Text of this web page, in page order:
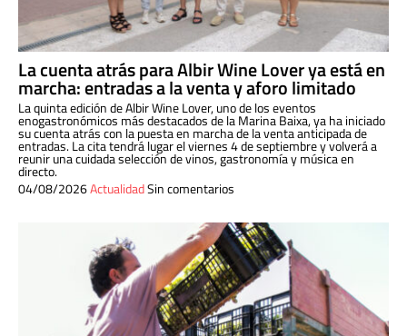
La cuenta atrás para Albir Wine Lover ya está en
marcha: entradas a la venta y aforo limitado
La quinta edición de Albir Wine Lover, uno de los eventos
enogastronómicos más destacados de la Marina Baixa, ya ha iniciado
su cuenta atrás con la puesta en marcha de la venta anticipada de
entradas. La cita tendrá lugar el viernes 4 de septiembre y volverá a
reunir una cuidada selección de vinos, gastronomía y música en
directo.
04/08/2026ActualidadSin comentarios